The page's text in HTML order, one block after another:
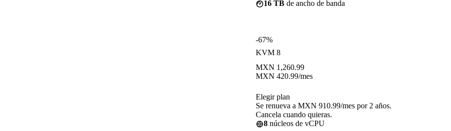
16 TB de ancho de banda
-67%
KVM 8
MXN 1,260.99
MXN 420.99/mes
Elegir plan
Se renueva a MXN 910.99/mes por 2 años.
Cancela cuando quieras.
8 núcleos de vCPU